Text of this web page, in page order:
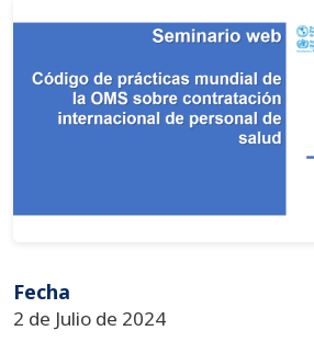
Fecha
2 de Julio de 2024